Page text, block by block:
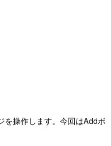
を操作します。今回はAddボ